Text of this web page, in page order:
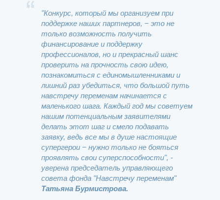
"Конкурс, который мы организуем при
поддержке наших партнеров, − это не
только возможность получить
финансирование и поддержку
профессионалов, но и прекрасный шанс
проверить на прочность свою идею,
познакомиться с единомышленниками и
лишний раз убедиться, что большой путь
навстречу переменам начинается с
маленького шага. Каждый год мы советуем
нашим потенциальным заявителями
делать этот шаг и смело подавать
заявку, ведь все мы в душе настоящие
супергерои − нужно только не бояться
проявлять свои суперспособности", -
уверена председатель управляющего
совета фонда "Навстречу переменам"
Татьяна Бурмистрова.